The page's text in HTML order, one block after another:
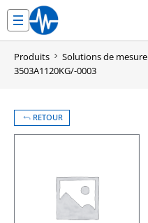
contenu
Produits Solutions de mesure
3503A1120KG/-0003
RETOUR